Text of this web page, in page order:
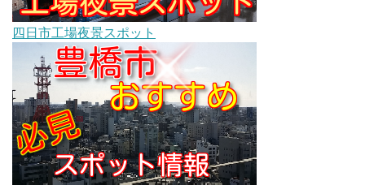
四日市工場夜景スポット